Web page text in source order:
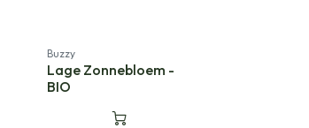
Buzzy
Lage Zonnebloem -
BIO